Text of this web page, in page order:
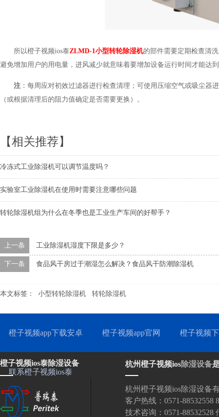
所以橙子视频ios泰ZLMD-1小型转轮除湿机的部件需要定期检查清洗
避免增加用户的用电量，进风减少就意味着要增加设备运行时间才能达到
注 ：每周应对初效过滤器进行检查清理；可使用压缩空气或吸尘
（或根据清理后的阻力值确定是否需要更换）。
【相关推荐】
冷冻式工业除湿机可以调节温度吗？
实验室工业除湿机在使用时需要注意哪些问题
转轮除湿机组为什么在冬季也是工业生产车间的好帮手？
上一条 工业除湿机湿度下限是多少？
下一条 食品风干房过于潮湿怎么解决？食品风干防潮除湿机
本文标签： 小型转轮除湿机 转轮除湿机
橙子视频app下载安卓 橙子视频app官网 橙子视频
联系橙子视频ios泰
橙子视频ios泰除湿设备 杭州橙子视频ios除湿设备
杭州橙子视频ios除湿设备
客户热线：0571-
技术咨询：0571-88532528